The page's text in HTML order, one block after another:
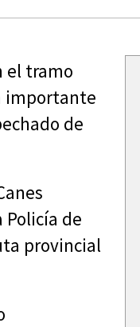
el tramo
importante
de
de
provincial